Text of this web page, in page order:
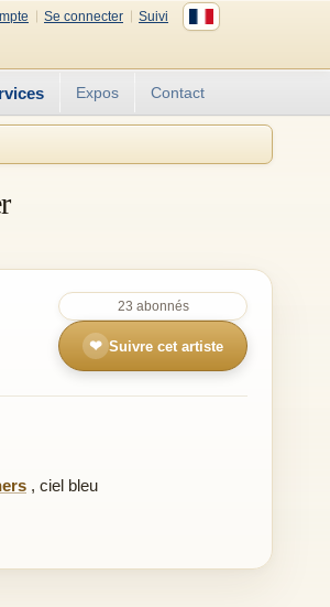
Se connecter
Suivi
Expos Contact
23 abonnés
❤ Suivre cet artiste
, ciel bleu